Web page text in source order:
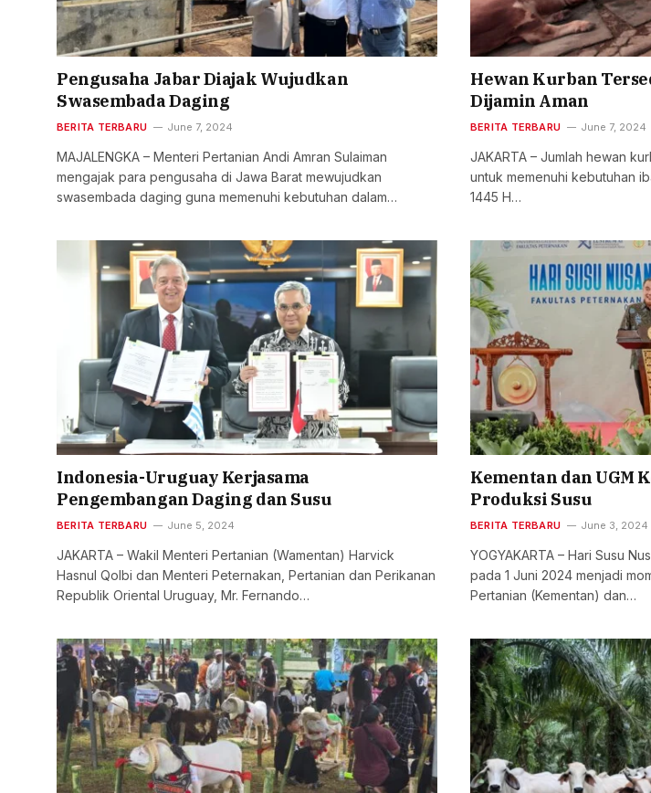
Pengusaha Jabar Diajak Wujudkan
Swasembada Daging
BERITA TERBARU June 7, 2024
MAJALENGKA – Menteri Pertanian Andi Amran Sulaiman
mengajak para pengusaha di Jawa Barat mewujudkan
swasembada daging guna memenuhi kebutuhan dalam…
Hewan Kurban
Dijamin Aman
BERITA TERBARU June 7, 2024
JAKARTA – Jumlah hewan
untuk memenuhi kebutuhan
1445 H…
Indonesia-Uruguay Kerjasama
Pengembangan Daging dan Susu
BERITA TERBARU June 5, 2024
JAKARTA – Wakil Menteri Pertanian (Wamentan) Harvick
Hasnul Qolbi dan Menteri Peternakan, Pertanian dan Perikanan
Republik Oriental Uruguay, Mr. Fernando…
Kementan dan UGM
Produksi Susu
BERITA TERBARU June 3, 2024
YOGYAKARTA – Hari Susu
pada 1 Juni 2024 menjadi
Pertanian (Kementan) dan…